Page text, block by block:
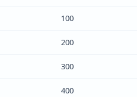
100
200
300
400